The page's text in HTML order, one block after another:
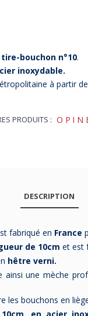
2 têtes
Jardin
brosse à
tire-bouchon n°10.
inoxydable.
à partir
PRODUITS :
DESCRIPTION
fabriqué en France
de 10cm et est
hêtre verni.
ainsi une mèche
les bouchons en
en acier